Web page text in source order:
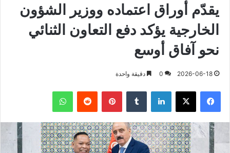
يقدّم أوراق اعتماده ووزير الشؤون
الخارجية يؤكد دفع التعاون الثنائي
نحو آفاق أوسع
2026-06-18
0 دقيقة واحدة
فيسبوك X لينكدإن بينتيريست واتساب